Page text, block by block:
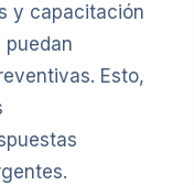
y capacitación
puedan
Esto,